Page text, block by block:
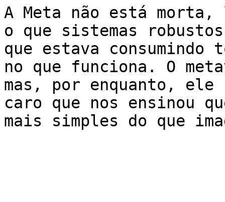
A Meta não está
o que sistemas
que estava
no que funciona. O
mas, por enquanto, ele
caro que nos ensinou
mais simples do que